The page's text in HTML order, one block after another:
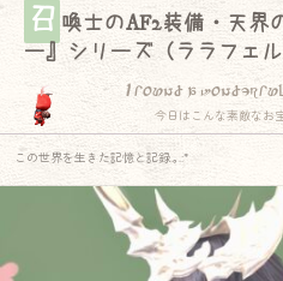
召 喚士のAF2装備・天界
ー』シリーズ（ララフェル
I found a
今日はこんな素敵なお
この世界を生きた記憶と記録.｡.:*